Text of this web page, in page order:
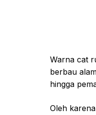
Warna cat
berbau
hingga
Oleh